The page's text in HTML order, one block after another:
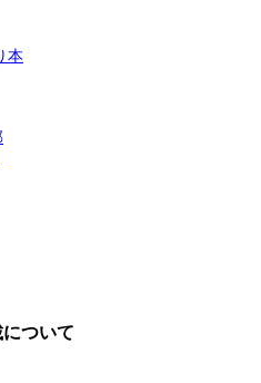
本
ついて